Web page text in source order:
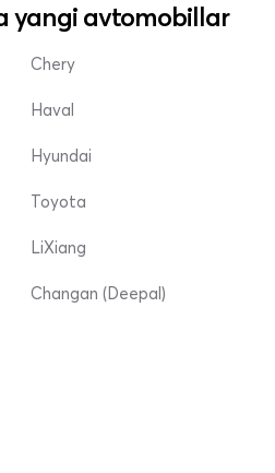
yangi avtomobillar
Chery
Haval
Hyundai
Toyota
LiXiang
Changan (Deepal)